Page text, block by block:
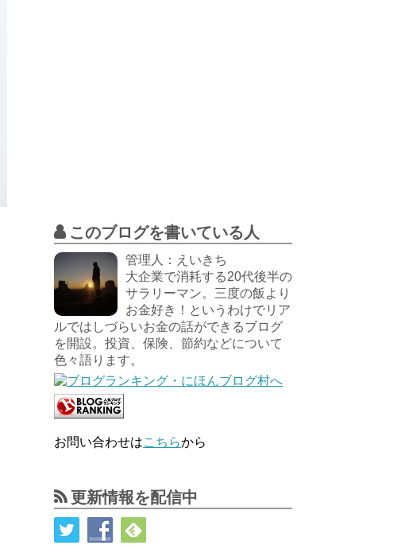
このブログを書いている人
管理人：えいきち
大企業で消耗する20代後半の
サラリーマン。三度の飯より
お金好き！というわけでリア
ルではしづらいお金の話ができるブログ
を開設。投資、保険、節約などについて
色々語ります。
お問い合わせはこちらから
更新情報を配信中